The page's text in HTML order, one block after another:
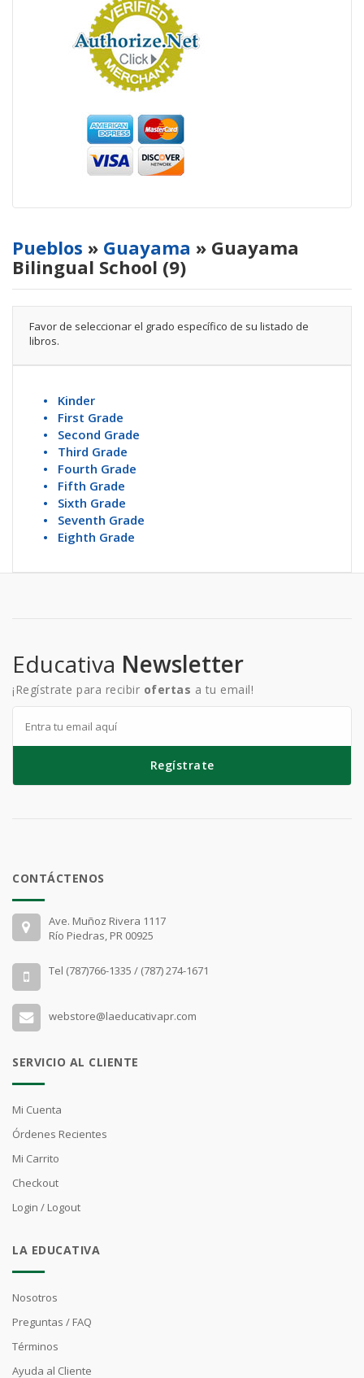
Pueblos » Guayama » Guayama
Bilingual School (9)
Favor de seleccionar el grado específico de su listado de
libros.
• Kinder
• First Grade
• Second Grade
• Third Grade
• Fourth Grade
• Fifth Grade
• Sixth Grade
• Seventh Grade
• Eighth Grade
Educativa Newsletter
¡Regístrate para recibir ofertas a tu email!
Regístrate
CONTÁCTENOS
Ave. Muñoz Rivera 1117
Río Piedras, PR 00925
Tel (787)766-1335 / (787) 274-1671
webstore@laeducativapr.com
SERVICIO AL CLIENTE
Mi Cuenta
Órdenes Recientes
Mi Carrito
Checkout
Login / Logout
LA EDUCATIVA
Nosotros
Preguntas / FAQ
Términos
Ayuda al Cliente